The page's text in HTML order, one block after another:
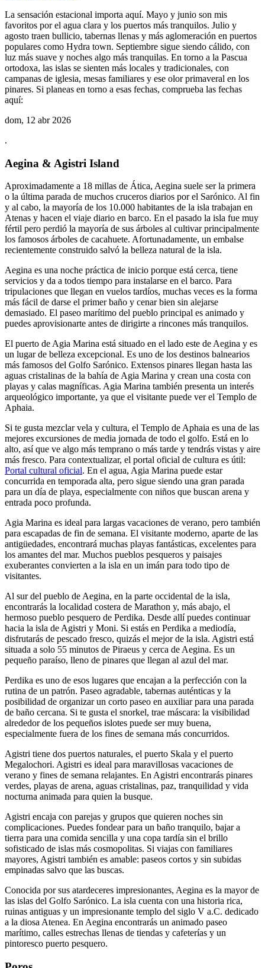
La sensación estacional importa aquí. Mayo y junio son mis
favoritos por el agua clara y los puertos más tranquilos. Julio y
agosto traen bullicio, tabernas llenas y más aglomeración en puertos
populares como Hydra town. Septiembre sigue siendo cálido, con
luz más suave y noches algo más tranquilas. En torno a la Pascua
ortodoxa, las islas se sienten más locales y tradicionales, con
campanas de iglesia, mesas familiares y ese olor primaveral en los
pinares. Si planeas en torno a esas fechas, comprueba las fechas
aquí:
dom, 12 abr 2026
.
Aegina & Agistri Island
Aproximadamente a 18 millas de Ática, Aegina suele ser la primera
o la última parada de muchos cruceros diarios por el Sarónico. Al fin
y al cabo, la mayoría de los 10.000 habitantes de la isla trabajan en
Atenas y hacen el viaje diario en barco. En el pasado la isla fue muy
fértil pero perdió la mayoría de sus árboles al cultivar principalmente
los famosos árboles de cacahuete. Afortunadamente, un embalse
recientemente construido salvó la belleza natural de la isla.
Aegina es una noche práctica de inicio porque está cerca, tiene
servicios y da a todos tiempo para instalarse en el barco. Para
tripulaciones que llegan en vuelos tardíos, muchas veces es la forma
más fácil de darse el primer baño y cenar bien sin alejarse
demasiado. El paseo marítimo del pueblo principal es animado y
puedes aprovisionarte antes de dirigirte a rincones más tranquilos.
El puerto de Agia Marina está situado en el lado este de Aegina y es
un lugar de belleza excepcional. Es uno de los destinos balnearios
más famosos del Golfo Sarónico. Extensos pinares llegan hasta las
aguas cristalinas de la bahía de Agia Marina y crean una costa con
playas y calas magníficas. Agia Marina también presenta un interés
arqueológico importante, ya que el visitante puede ver el Templo de
Aphaia.
Si te gusta mezclar vela y cultura, el Templo de Aphaia es una de las
mejores excursiones de media jornada de todo el golfo. Está en lo
alto, así que ve algo más temprano o más tarde y tendrás vistas y aire
más fresco. Para contextualizar, el portal oficial de cultura es útil:
Portal cultural oficial. En el agua, Agia Marina puede estar
concurrida en temporada alta, pero sigue siendo una gran parada
para un día de playa, especialmente con niños que buscan arena y
entrada poco profunda.
Agia Marina es ideal para largas vacaciones de verano, pero también
para escapadas de fin de semana. El visitante moderno, aparte de las
antigüedades, encontrará muchas playas fantásticas, excelentes para
los amantes del mar. Muchos pueblos pesqueros y paisajes
exuberantes convierten a la isla en un imán para todo tipo de
visitantes.
Al sur del pueblo de Aegina, en la parte occidental de la isla,
encontrarás la localidad costera de Marathon y, más abajo, el
hermoso pueblo pesquero de Perdika. Desde allí puedes continuar
hacia la isla de Agistri y Moni. Si estás en Perdika a mediodía,
disfrutarás de pescado fresco, quizás el mejor de la isla. Agistri está
situada a solo 55 minutos de Piraeus y cerca de Aegina. Es un
pequeño paraíso, lleno de pinares que llegan al azul del mar.
Perdika es uno de esos lugares que encajan a la perfección con la
rutina de un patrón. Paseo agradable, tabernas auténticas y la
posibilidad de organizar un corto paseo en auxiliar para una parada
de baño cercana. Si te gusta el snorkel, trae máscara: la visibilidad
alrededor de los pequeños islotes puede ser muy buena,
especialmente fuera de los fines de semana más concurridos.
Agistri tiene dos puertos naturales, el puerto Skala y el puerto
Megalochori. Agistri es ideal para maravillosas vacaciones de
verano y fines de semana relajantes. En Agistri encontrarás pinares
verdes, playas de arena, aguas cristalinas, paz, tranquilidad y vida
nocturna animada para quien la busque.
Agistri encaja con parejas y grupos que quieren noches sin
complicaciones. Puedes fondear para un baño tranquilo, bajar a
tierra para una comida sencilla y una copa tardía sin el brillo
sofisticado de islas más cosmopolitas. Si viajas con familiares
mayores, Agistri también es amable: paseos cortos y sin subidas
empinadas salvo que las buscas.
Conocida por sus atardeceres impresionantes, Aegina es la mayor de
las islas del Golfo Sarónico. La isla cuenta con una historia rica,
ruinas antiguas y un impresionante templo del siglo V a.C. dedicado
a la diosa Atenea. En Aegina encontrarás un animado paseo
marítimo, calles estrechas llenas de tiendas y cafeterías y un
pintoresco puerto pesquero.